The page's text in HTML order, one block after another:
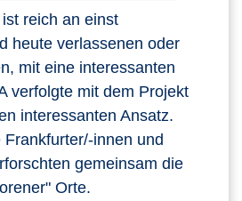
reich an einst
heute verlassenen oder
mit eine interessanten
verfolgte mit dem Projekt
interessanten Ansatz.
innen und
gemeinsam die
Orte.